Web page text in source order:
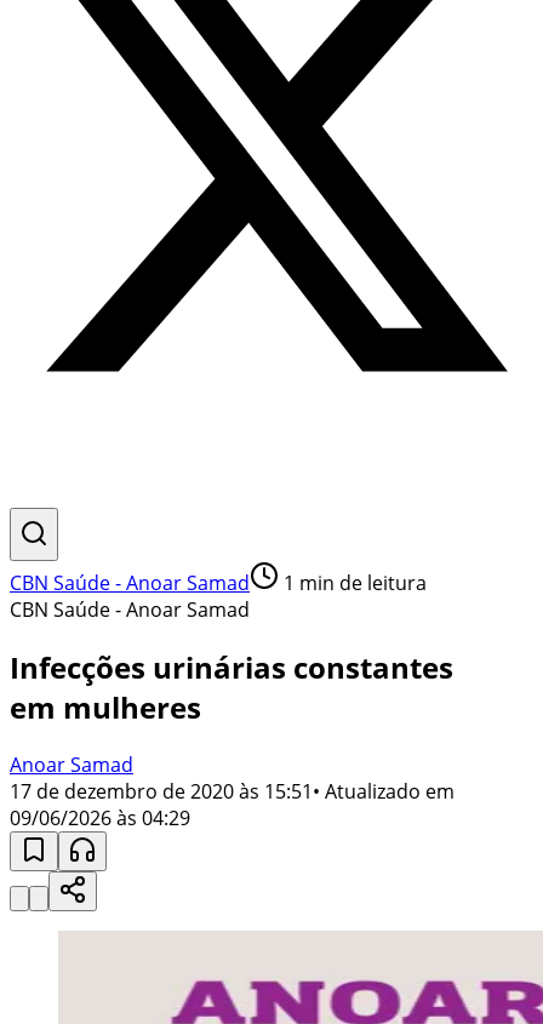
CBN Saúde - Anoar Samad 1 min de leitura
CBN Saúde - Anoar Samad
Infecções urinárias constantes
em mulheres
Anoar Samad
17 de dezembro de 2020 às 15:51• Atualizado em
09/06/2026 às 04:29